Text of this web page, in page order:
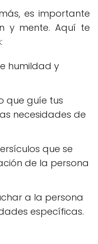
es importante
y mente. Aquí te
humildad y
que guíe tus
necesidades de
que se
de la persona
a la persona
específicas.